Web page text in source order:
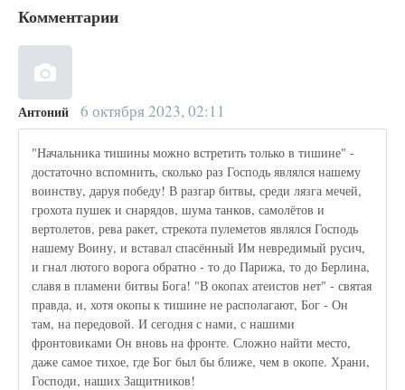
Комментарии
Антоний 6 октября 2023, 02:11
"Начальника тишины можно встретить только в тишине" -
достаточно вспомнить, сколько раз Господь являлся нашему
воинству, даруя победу! В разгар битвы, среди лязга мечей,
грохота пушек и снарядов, шума танков, самолётов и
вертолетов, рева ракет, стрекота пулеметов являлся Господь
нашему Воину, и вставал спасённый Им невредимый русич,
и гнал лютого ворога обратно - то до Парижа, то до Берлина,
славя в пламени битвы Бога! "В окопах атеистов нет" - святая
правда, и, хотя окопы к тишине не располагают, Бог - Он
там, на передовой. И сегодня с нами, с нашими
фронтовиками Он вновь на фронте. Сложно найти место,
даже самое тихое, где Бог был бы ближе, чем в окопе. Храни,
Господи, наших Защитников!